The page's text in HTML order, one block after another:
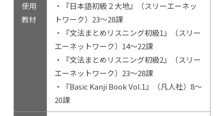
使用
教材
・『日本語初級２大地』（スリーエーネッ
トワーク）23～28課
・『文法まとめリスニング初級1』（スリー
エーネットワーク）14～22課
・『文法まとめリスニング初級2』（スリー
エーネットワーク）23～28課
・『Basic Kanji Book Vol.1』（凡人社）8～
20課